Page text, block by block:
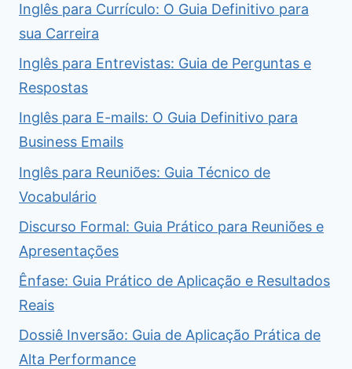
Inglês para Currículo: O Guia Definitivo para
sua Carreira
Inglês para Entrevistas: Guia de Perguntas e
Respostas
Inglês para E-mails: O Guia Definitivo para
Business Emails
Inglês para Reuniões: Guia Técnico de
Vocabulário
Discurso Formal: Guia Prático para Reuniões e
Apresentações
Ênfase: Guia Prático de Aplicação e Resultados
Reais
Dossiê Inversão: Guia de Aplicação Prática de
Alta Performance